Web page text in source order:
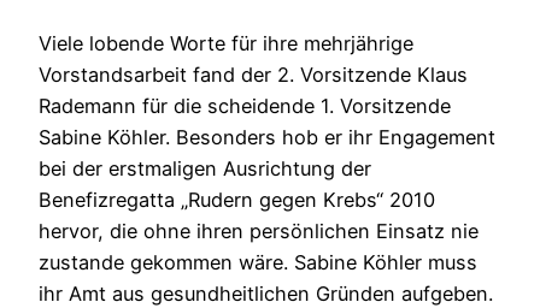
Viele lobende Worte für ihre mehrjährige
Vorstandsarbeit fand der 2. Vorsitzende Klaus
Rademann für die scheidende 1. Vorsitzende
Sabine Köhler. Besonders hob er ihr Engagement
bei der erstmaligen Ausrichtung der
Benefizregatta „Rudern gegen Krebs“ 2010
hervor, die ohne ihren persönlichen Einsatz nie
zustande gekommen wäre. Sabine Köhler muss
ihr Amt aus gesundheitlichen Gründen aufgeben.